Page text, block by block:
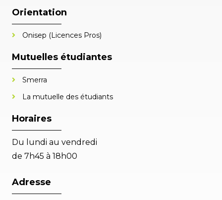
Orientation
Onisep (Licences Pros)
Mutuelles étudiantes
Smerra
La mutuelle des étudiants
Horaires
Du lundi au vendredi
de 7h45 à 18h00
Adresse